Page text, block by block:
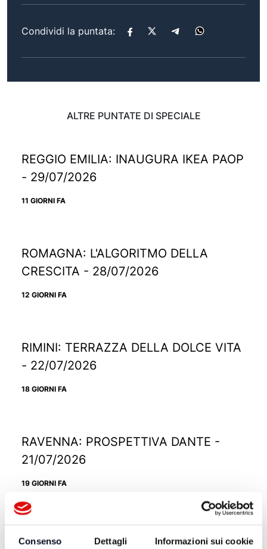
Consenso Dettagli Informazioni sui cookie
Condividi la puntata:
ALTRE PUNTATE DI SPECIALE
REGGIO EMILIA: INAUGURA IKEA PAOP
- 29/07/2026
11 GIORNI FA
ROMAGNA: L'ALGORITMO DELLA
CRESCITA - 28/07/2026
12 GIORNI FA
RIMINI: TERRAZZA DELLA DOLCE VITA
- 22/07/2026
18 GIORNI FA
RAVENNA: PROSPETTIVA DANTE -
21/07/2026
19 GIORNI FA
RICCIONE: TRAMONTO DIVINO -